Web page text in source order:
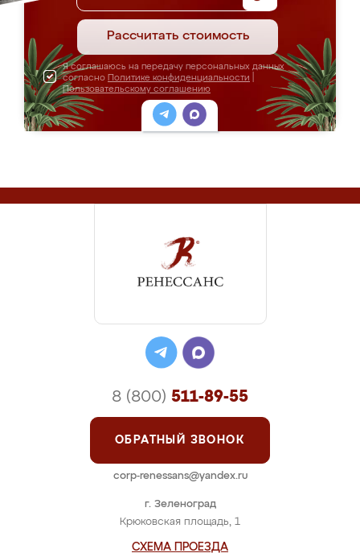
Рассчитать стоимость
Я соглашаюсь на передачу персональных данных
согласно Политике конфиденциальности
Пользовательскому соглашению
г. Зеленоград
Крюковская площадь, 1
СХЕМА ПРОЕЗДА
8 (800) 511-89-55
ОБРАТНЫЙ ЗВОНОК
corp-renessans@yandex.ru